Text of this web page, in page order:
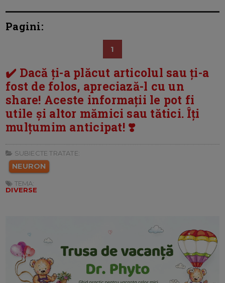
Pagini:
1
✔️ Dacă ți-a plăcut articolul sau ți-a
fost de folos, apreciază-l cu un
share! Aceste informații le pot fi
utile și altor mămici sau tătici. Îți
mulțumim anticipat! ❣️
SUBIECTE TRATATE:
NEURON
TEMA:
DIVERSE